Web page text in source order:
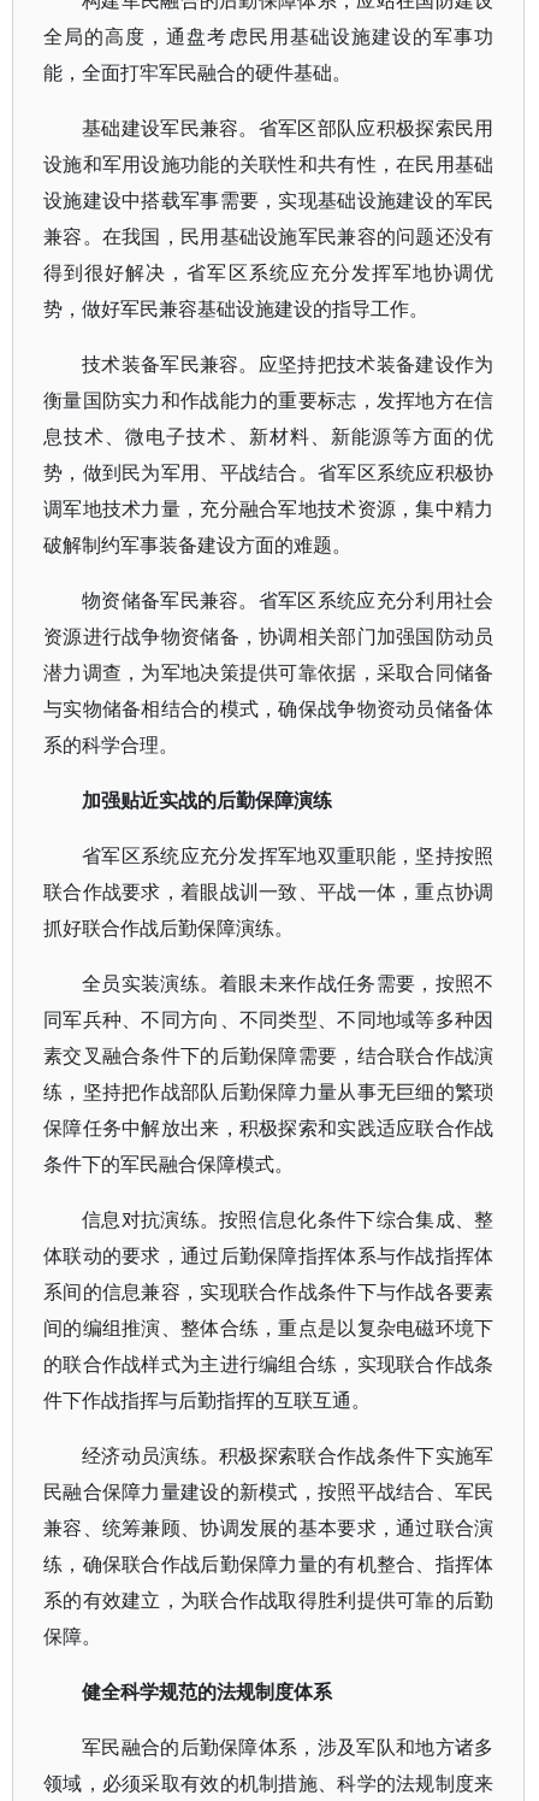
全局的高度，通盘考虑民用基础设施建设的军事功
能，全面打牢军民融合的硬件基础。
基础建设军民兼容。省军区部队应积极探索民用
设施和军用设施功能的关联性和共有性，在民用基础
设施建设中搭载军事需要，实现基础设施建设的军民
兼容。在我国，民用基础设施军民兼容的问题还没有
得到很好解决，省军区系统应充分发挥军地协调优
势，做好军民兼容基础设施建设的指导工作。
技术装备军民兼容。应坚持把技术装备建设作为
衡量国防实力和作战能力的重要标志，发挥地方在信
息技术、微电子技术、新材料、新能源等方面的优
势，做到民为军用、平战结合。省军区系统应积极协
调军地技术力量，充分融合军地技术资源，集中精力
破解制约军事装备建设方面的难题。
物资储备军民兼容。省军区系统应充分利用社会
资源进行战争物资储备，协调相关部门加强国防动员
潜力调查，为军地决策提供可靠依据，采取合同储备
与实物储备相结合的模式，确保战争物资动员储备体
系的科学合理。
加强贴近实战的后勤保障演练
省军区系统应充分发挥军地双重职能，坚持按照
联合作战要求，着眼战训一致、平战一体，重点协调
抓好联合作战后勤保障演练。
全员实装演练。着眼未来作战任务需要，按照不
同军兵种、不同方向、不同类型、不同地域等多种因
素交叉融合条件下的后勤保障需要，结合联合作战演
练，坚持把作战部队后勤保障力量从事无巨细的繁琐
保障任务中解放出来，积极探索和实践适应联合作战
条件下的军民融合保障模式。
信息对抗演练。按照信息化条件下综合集成、整
体联动的要求，通过后勤保障指挥体系与作战指挥体
系间的信息兼容，实现联合作战条件下与作战各要素
间的编组推演、整体合练，重点是以复杂电磁环境下
的联合作战样式为主进行编组合练，实现联合作战条
件下作战指挥与后勤指挥的互联互通。
经济动员演练。积极探索联合作战条件下实施军
民融合保障力量建设的新模式，按照平战结合、军民
兼容、统筹兼顾、协调发展的基本要求，通过联合演
练，确保联合作战后勤保障力量的有机整合、指挥体
系的有效建立，为联合作战取得胜利提供可靠的后勤
保障。
健全科学规范的法规制度体系
军民融合的后勤保障体系，涉及军队和地方诸多
领域，必须采取有效的机制措施、科学的法规制度来